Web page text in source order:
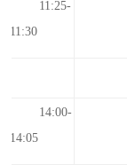
11:25-
11:30
14:00-
14:05